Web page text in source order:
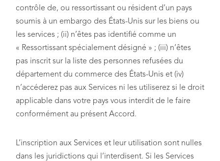
contrôle de, ou ressortissant ou résident d’un pays
soumis à un embargo des États-Unis sur les biens ou
les services ; (ii) n’êtes pas identifié comme un
« Ressortissant spécialement désigné » ; (iii) n’êtes
pas inscrit sur la liste des personnes refusées du
département du commerce des États-Unis et (iv)
n’accéderez pas aux Services ni les utiliserez si le droit
applicable dans votre pays vous interdit de le faire
conformément au présent Accord.
L’inscription aux Services et leur utilisation sont nulles
dans les juridictions qui l’interdisent. Si les Services